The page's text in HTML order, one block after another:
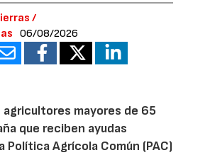
/
06/08/2026
agricultores mayores de 65
que reciben ayudas
Política Agrícola Común (PAC)